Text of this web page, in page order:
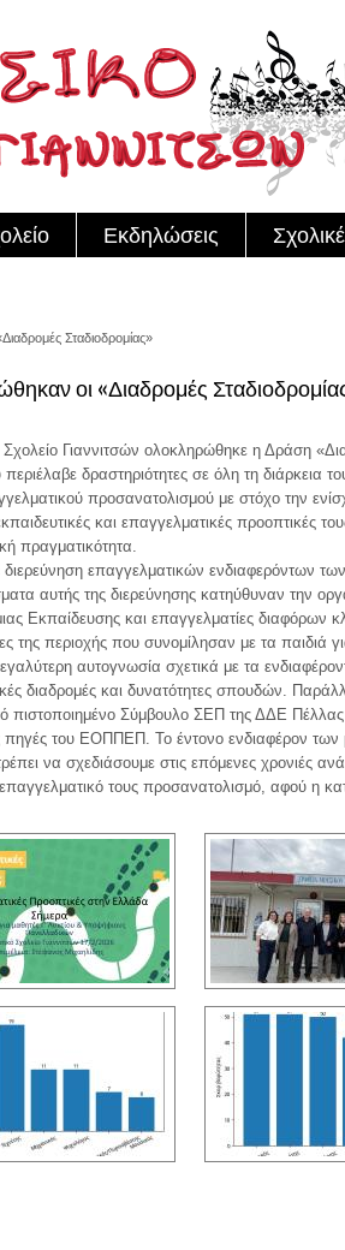
Εκδηλώσεις
Σταδιοδρομίας»
οι «Διαδρομές
Γιαννιτσών ολοκληρώθηκε η Δράση
δραστηριότητες σε όλη τη διάρκεια
προσανατολισμού με στόχο την
και επαγγελματικές προοπτικές
πραγματικότητα.
διερεύνηση επαγγελματικών ενδιαφερόντων
αυτής της διερεύνησης κατηύθυναν την
Εκπαίδευσης και επαγγελματίες διαφόρων
της περιοχής που συνομίλησαν με τα παιδιά
αυτογνωσία σχετικά με τα
διαδρομές και δυνατότητες σπουδών.
πιστοποιημένο Σύμβουλο ΣΕΠ της ΔΔΕ
πηγές του ΕΟΠΠΕΠ. Το έντονο ενδιαφέρον των
να σχεδιάσουμε στις επόμενες χρονιές
τους προσανατολισμό, αφού η